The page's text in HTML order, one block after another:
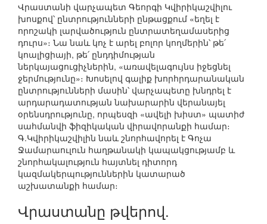
Վրաստանի վարչապետ Գեորգի Կվիրիկաշվիլու
խոսքով՝ ընտրությունների ընթացքում «եղել է
որոշակի լարվածություն ընտրատեղամասերից
դուրս»։ Նա նաև կոչ է արել բոլոր կողմերին՝ թե՛
կոալիցիայի, թե՛ ընդդիմության
ներկայացուցիչներին, «առավելագույնս իջեցնել
ջերմությունը»։ Խոսելով գալիք խորհրդարանական
ընտրությունների մասին՝ վարչապետը խնդրել է
արդարադատության նախարարին վերանայել
օրենսդրությունը, որպեսզի «ավելի խիստ» պատիժ
սահմանվի ֆիզիկական վիրավորանքի համար։
Գ.Կվիրիկաշվիլին նաև շնորհավորել է Գոչա
Ջամարաուլուն հաղթանակի կապակցությամբ և
շնորհակալություն հայտնել դիտորդ
կազմակերպություններին կատարած
աշխատանքի համար։
Վրաստանը թվերով.